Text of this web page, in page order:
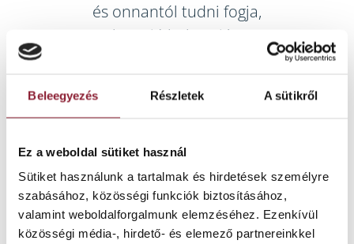
Beleegyezés Részletek A sütikről
Ez a weboldal sütiket használ
Sütiket használunk a tartalmak és hirdetések személyre
szabásához, közösségi funkciók biztosításához,
valamint weboldalforgalmunk elemzéséhez. Ezenkívül
közösségi média-, hirdető- és elemező partnereinkkel
és onnantól tudni fogja,
hogy jó helyen jár.
Elveszett fog? Bedőlt mellette a
szomszédos, a szemközti meg kiemelkedett?
Ismerős helyzet. És ilyenkor a legszebb
korona vagy implantátum sem lesz tartós…